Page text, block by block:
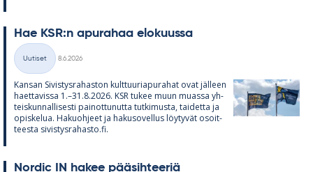
Hae KSR:n apu­ra­haa elo­kuussa
Kategoriat
Uutiset
8.6.2026
Kan­san Si­vis­tys­ra­has­ton kult­tuu­ria­pu­ra­hat ovat jäl­leen
haet­ta­vissa 1.–31.8.2026. KSR tu­kee muun muassa yh­
teis­kun­nal­li­sesti pai­not­tu­nutta tut­ki­musta, tai­detta ja
opis­ke­lua. Ha­kuoh­jeet ja ha­kuso­vel­lus löy­ty­vät osoit­
teesta si­vis­tys­ra­hasto.fi.
Nor­dic IN ha­kee pää­sih­tee­riä